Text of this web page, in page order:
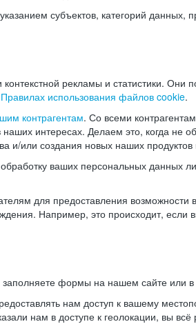
субъектов, категорий данных,
рекламы и статистики.
Правилах использования файлов cookie.
контрагентам. Со всеми
интересах. Делаем это, когда
и/или создания новых наших продуктов
ваших персональных
для предоставления возможности
Например, это происходит,
формы на нашем сайте или в
нам доступ к вашему
нам в доступе к геолокации, вы